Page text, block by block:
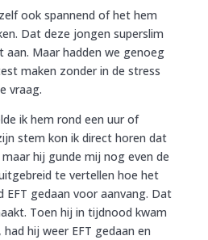
ook spannend of het hem
Dat deze jongen superslim
aan. Maar hadden we genoeg
maken zonder in de stress
vraag.
ik hem rond een uur of
stem kon ik direct horen dat
hij gunde mij nog even de
te vertellen hoe het
EFT gedaan voor aanvang. Dat
Toen hij in tijdnood kwam
hij weer EFT gedaan en